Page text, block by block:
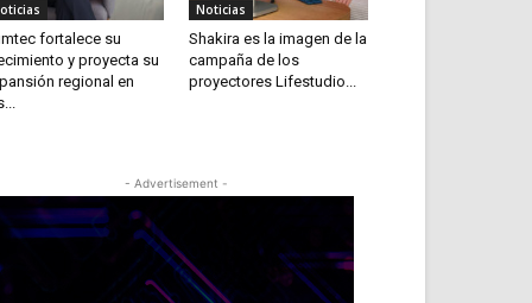
fortalece su
y proyecta su
regional en
Noticias
Shakira es la imagen de la
campaña de los
proyectores Lifestudio...
- Advertisement -